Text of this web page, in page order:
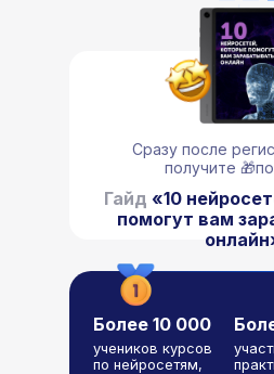
учеников курсов
по нейросетям,
Более 10 000
Сразу после
получите
Гайд «10
помогут вам